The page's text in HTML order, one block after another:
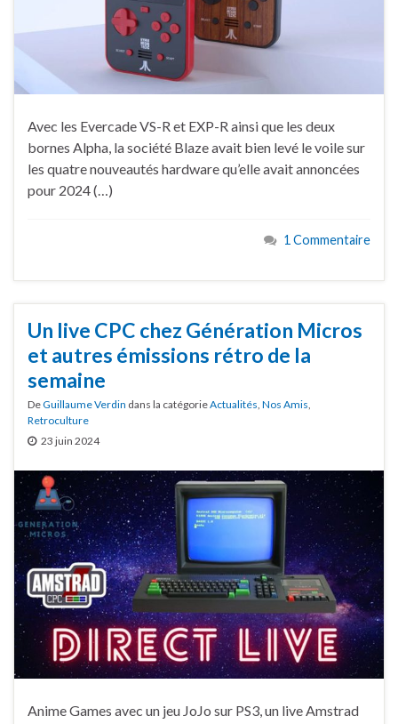
Avec les Evercade VS-R et EXP-R ainsi que les deux
bornes Alpha, la société Blaze avait bien levé le voile sur
les quatre nouveautés hardware qu’elle avait annoncées
pour 2024 (…)
1 Commentaire
Un live CPC chez Génération Micros
et autres émissions rétro de la
semaine
DeGuillaume Verdin dans la catégorieActualités Nos Amis
Retroculture
23 juin 2024
Anime Games avec un jeu JoJo sur PS3, un live Amstrad